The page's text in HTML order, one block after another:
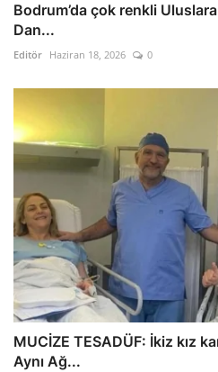
Bodrum’da çok renkli
Dan...
Editör Haziran 18, 2026 0
MUCİZE TESADÜF: İkiz kız
Aynı Ağ...